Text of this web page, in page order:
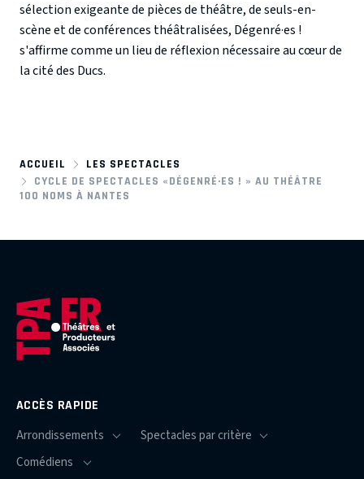
sélection exigeante de pièces de théâtre, de seuls-en-
scène et de conférences théâtralisées, Dégenré·es !
s'affirme comme un lieu de réflexion nécessaire au cœur de
la cité des Ducs.
ACCUEIL
LES SPECTACLES
CYCLE DE SPECTACLES «DÉGENRÉ·ES ! » AU THÉÂTRE
100 NOMS À NANTES
ACCÈS RAPIDE